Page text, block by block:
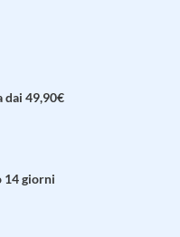
dai 49,90€
14 giorni